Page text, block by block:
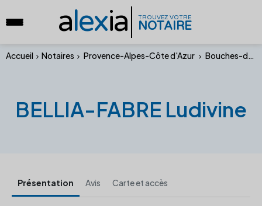
alexia TROUVEZ VOTRE
NOTAIRE
Accueil Notaires Provence-Alpes-Côte d'Azur Bouches-du-Rhône
BELLIA-FABRE Ludivine
Présentation Avis Carte et accès